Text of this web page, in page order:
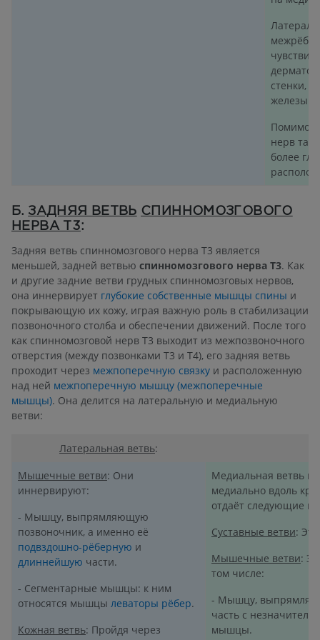
стенки,
железы.
Помимо
нерв
более
Б. ЗАДНЯЯ ВЕТВЬ СПИННОМОЗГОВОГО
НЕРВА T3:
Задняя ветвь спинномозгового нерва T3 является
меньшей, задней ветвью спинномозгового нерва T3. Как
и другие задние ветви грудных спинномозговых нервов,
она иннервирует глубокие собственные мышцы спины и
покрывающую их кожу, играя важную роль в стабилизации
позвоночного столба и обеспечении движений. После того
как спинномозговой нерв T3 выходит из межпозвоночного
отверстия (между позвонками T3 и T4), его задняя ветвь
проходит через межпоперечную связку и расположенную
над ней межпоперечную мышцу (межпоперечные
мышцы). Она делится на латеральную и медиальную
ветви:
Латеральная ветвь:
Мышечные ветви: Они
иннервируют:
- Мышцу, выпрямляющую
позвоночник, а именно её
подвздошно-рёберную и
длиннейшую части.
- Сегментарные мышцы: к ним
относятся мышцы леваторы рёбер.
Кожная ветвь: Пройдя через
Медиальная ветвь
медиально вдоль
отдаёт следующие
Суставные ветви:
Мышечные ветви:
том числе:
- Мышцу,
часть с
мышцы.